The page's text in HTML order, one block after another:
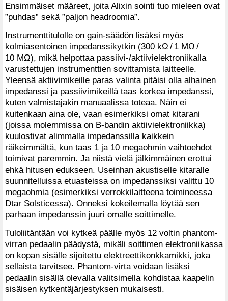
Ensimmäiset määreet, joita Alixin sointi tuo mieleen ovat
”puhdas” sekä ”paljon headroomia”.
Instrumenttitulolle on gain-säädön lisäksi myös
kolmiasentoinen impedanssikytkin (300 kΩ / 1 MΩ /
10 MΩ), mikä helpottaa passiivi-/aktiivielektroniikalla
varustettujen instrumenttien sovittamista laitteelle.
Yleensä aktiivimikeille paras valinta pitäisi olla alhainen
impedanssi ja passiivimikeillä taas korkea impedanssi,
kuten valmistajakin manuaalissa toteaa. Näin ei
kuitenkaan aina ole, vaan esimerkiksi omat kitarani
(joissa molemmissa on B-bandin aktiivielektroniikka)
kuulostivat alimmalla impedanssilla kaikkein
räikeimmältä, kun taas 1 ja 10 megaohmin vaihtoehdot
toimivat paremmin. Ja niistä vielä jälkimmäinen erottui
ehkä hitusen edukseen. Useinhan akustiselle kitaralle
suunnitelluissa etuasteissa on impedanssiksi valittu 10
megaohmia (esimerkiksi verrokkilaitteena toimineessa
Dtar Solsticessa). Onneksi kokeilemalla löytää sen
parhaan impedanssin juuri omalle soittimelle.
Tuloliitäntään voi kytkeä päälle myös 12 voltin phantom-
virran pedaalin päädystä, mikäli soittimen elektroniikassa
on kopan sisälle sijoitettu elektreettikonkkamikki, joka
sellaista tarvitsee. Phantom-virta voidaan lisäksi
pedaalin sisällä olevalla valitsimella kohdistaa kaapelin
sisäisen kytkentäjärjestyksen mukaisesti.